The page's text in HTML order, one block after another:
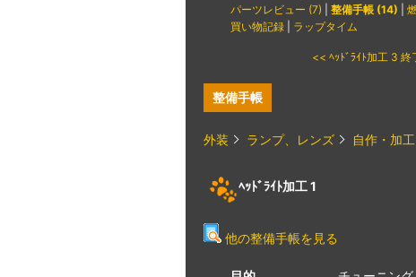
パーツレビュー (7)
整備手帳 (14)
買い物記録
ラップタイム
<< ﾍｯﾄﾞﾗｲﾄ加工 3 終
整備手帳
外装 ランプ、レンズ 自作・加工
ﾍｯﾄﾞﾗｲﾄ加工 1
他の整備手帳を見る